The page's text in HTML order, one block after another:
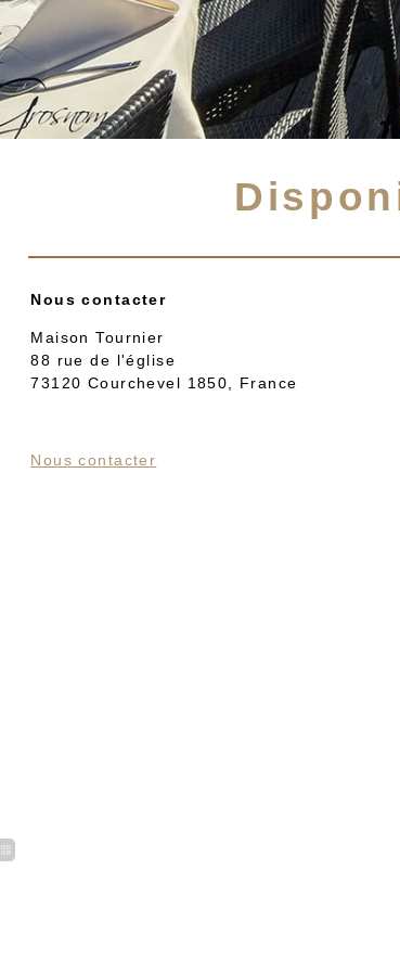
Nous contacter
Maison Tournier
88 rue de l'église
73120 Courchevel 1850, France
Nous contacter
CONTACT
RÉSERVATION -
RÉSERVATION -